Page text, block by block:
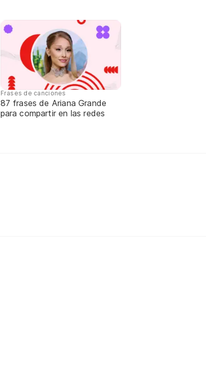
Frases de canciones
87 frases de Ariana Grande
para compartir en las redes